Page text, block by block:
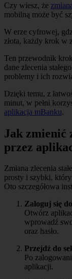
Czy wiesz, że
mobilną może być
W erze cyfrowej,
złota, każdy krok w
Ten przewodnik
dane zlecenia
problemy i ich
Dzięki temu, z
minut, w pełni
aplikacja mBanku.
Jak zmienić
przez
Zmiana zlecenia
prosty i szybki,
Oto szczegółowa
Zaloguj się
Otwórz
wprowadź
oraz hasło.
Przejdź do
Po
aplikacji.